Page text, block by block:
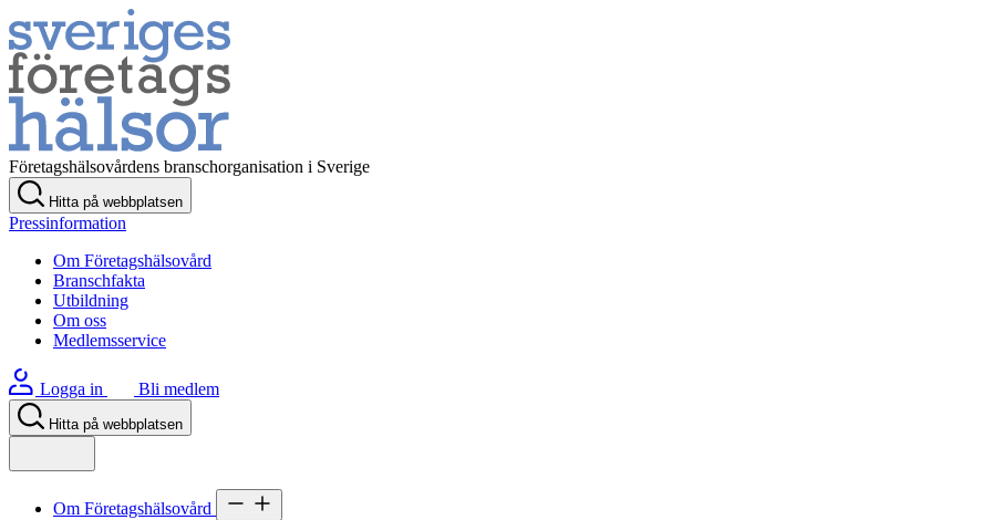
Företagshälsovårdens branschorganisation i Sverige
Hitta på webbplatsen
Pressinformation
Om Företagshälsovård
Branschfakta
Utbildning
Om oss
Medlemsservice
Logga in Bli medlem
Hitta på webbplatsen
Om Företagshälsovård